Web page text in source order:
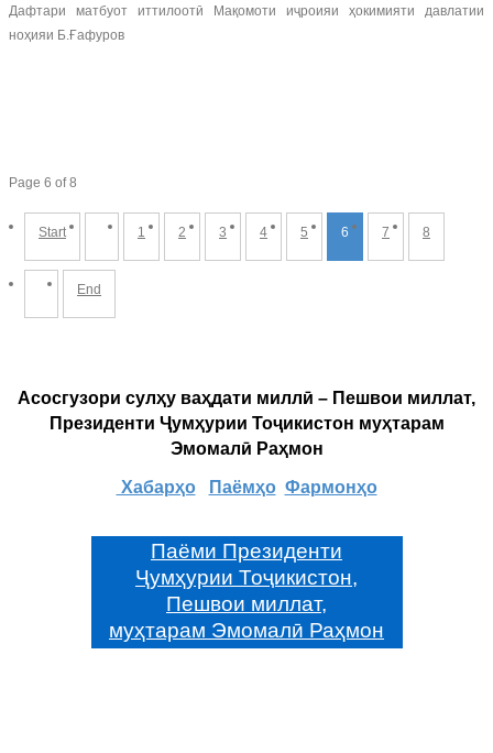
Дафтари матбуот иттилоотӣ Мақомоти иҷроияи ҳокимияти давлатии
ноҳияи Б.Ғафуров
Page 6 of 8
Start 1 2 3 4 5 6 7 8
End
Асосгузори сулҳу ваҳдати миллӣ – Пешвои миллат,
Президенти Ҷумҳурии Тоҷикистон муҳтарам
Эмомалӣ Раҳмон
Хабарҳо Паёмҳо Фармонҳо
Паёми Президенти
Ҷумҳурии Тоҷикистон,
Пешвои миллат,
муҳтарам Эмомалӣ Раҳмон